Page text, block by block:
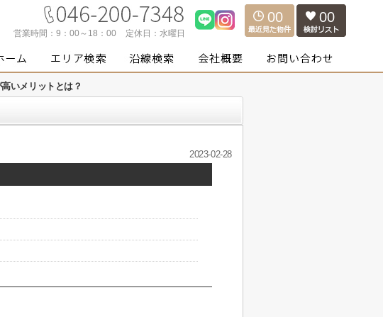
営業時間： 9：00～18：00 定休日： 水曜日
00 00
いメリットとは？
2023-02-28